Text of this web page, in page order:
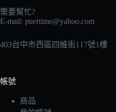
需要幫忙?
E-mail: puertime@yahoo.com
403台中市西區四維街117號1樓
帳號
商品